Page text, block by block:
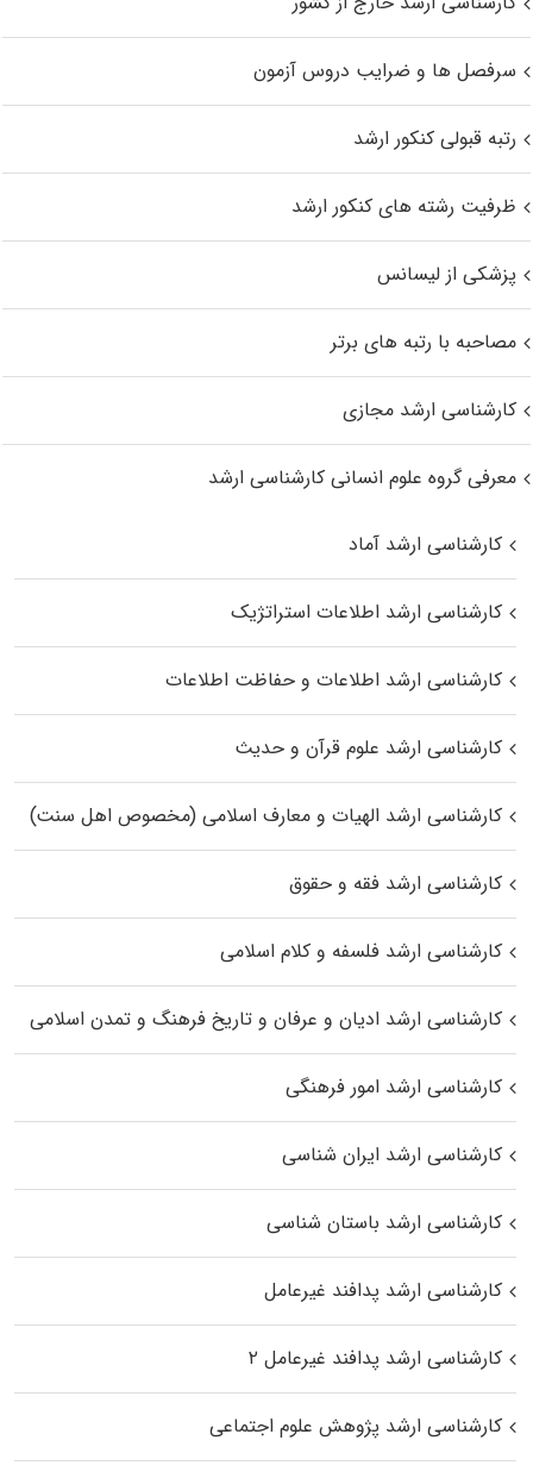
سرفصل ها و ضرایب دروس آزمون
رتبه قبولی کنکور ارشد
ظرفیت رشته های کنکور ارشد
پزشکی از لیسانس
مصاحبه با رتبه های برتر
کارشناسی ارشد مجازی
معرفی گروه علوم انسانی کارشناسی ارشد
کارشناسی ارشد آماد
کارشناسی ارشد اطلاعات استراتژیک
کارشناسی ارشد اطلاعات و حفاظت اطلاعات
کارشناسی ارشد علوم قرآن و حدیث
کارشناسی ارشد الهیات و معارف اسلامی (مخصوص اهل سنت)
کارشناسی ارشد فقه و حقوق
کارشناسی ارشد فلسفه و کلام اسلامی
کارشناسی ارشد ادیان و عرفان و تاریخ فرهنگ و تمدن اسلامی
کارشناسی ارشد امور فرهنگی
کارشناسی ارشد ایران شناسی
کارشناسی ارشد باستان شناسی
کارشناسی ارشد پدافند غیرعامل
کارشناسی ارشد پدافند غیرعامل ۲
کارشناسی ارشد پژوهش علوم اجتماعی